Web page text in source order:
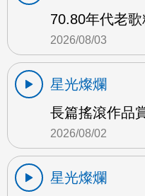
70.80年代老
2026/08/03
星光燦爛
長篇搖滾作品
2026/08/02
星光燦爛